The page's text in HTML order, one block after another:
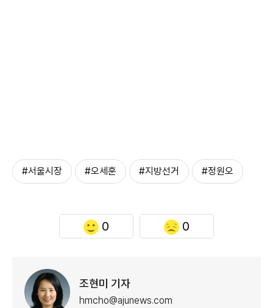
#서울시장 #오세훈 #지방선거 #정원오
0 0
조현미 기자
hmcho@ajunews.com